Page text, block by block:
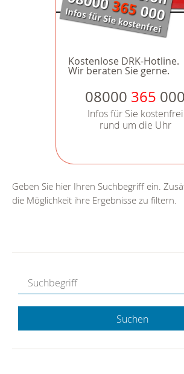
Kostenlose DRK-Hotline.
Wir beraten Sie gerne.
08000 365 000
Infos für Sie kostenfrei
rund um die Uhr
Geben Sie hier Ihren Suchbegriff ein.
die Möglichkeit ihre Ergebnisse zu filtern.
Suchen